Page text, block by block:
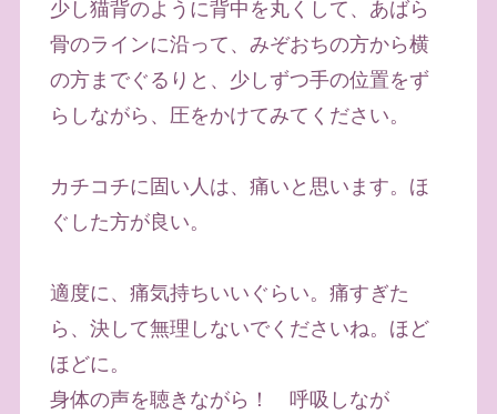
少し猫背のように背中を丸くして、あばら
骨のラインに沿って、みぞおちの方から横
の方までぐるりと、少しずつ手の位置をず
らしながら、圧をかけてみてください。
カチコチに固い人は、痛いと思います。ほ
ぐした方が良い。
適度に、痛気持ちいいぐらい。痛すぎた
ら、決して無理しないでくださいね。ほど
ほどに。
身体の声を聴きながら！ 呼吸しなが